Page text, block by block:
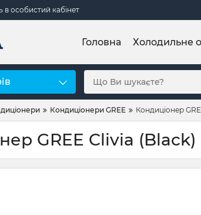
в особистий кабінет
Головна Холодильне
Кондиціонери GREE Кондиціонер
GREE Clivia